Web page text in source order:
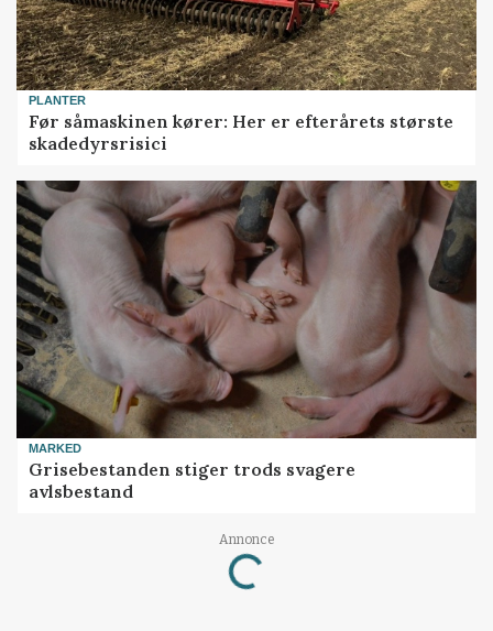
PLANTER
Før såmaskinen kører: Her er efterårets største
skadedyrsrisici
MARKED
Grisebestanden stiger trods svagere
avlsbestand
Annonce
Loading...